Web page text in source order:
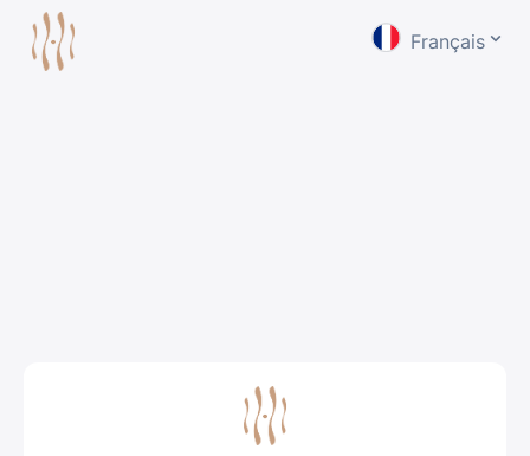
Français